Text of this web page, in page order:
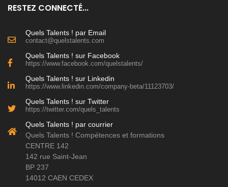
RESTEZ CONNECTÉ...
Quels Talents ! par Email
contact@quelstalents.com
Quels Talents ! sur Facebook
https://www.facebook.com/quelstalents/
Quels Talents ! sur Linkedin
https://www.linkedin.com/company-beta/11123703/
Quels Talents ! sur Twitter
https://twitter.com/quels_talents
Quels Talents ! par courrier
Quels Talents ! Compétences et formations
CENTRE 142
142 rue Saint-Jean
BP 237
14012 CAEN CEDEX